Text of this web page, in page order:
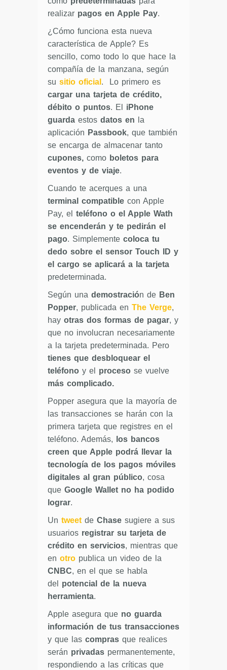
realizar pagos en Apple Pay.
¿Cómo funciona esta nueva
característica de Apple? Es
sencillo, como todo lo que hace la
compañía de la manzana, según
su sitio oficial . Lo primero es
cargar una tarjeta de crédito,
débito o puntos. El iPhone
guarda estos datos en la
aplicación Passbook, que también
se encarga de almacenar tanto
cupones, como boletos para
eventos y de viaje.
Cuando te acerques a una
terminal compatible con Apple
Pay, el teléfono o el Apple Wath
se encenderán y te pedirán el
pago. Simplemente coloca tu
dedo sobre el sensor Touch ID y
el cargo se aplicará a la tarjeta
predeterminada.
Según una demostración de Ben
Popper, publicada en The Verge,
hay otras dos formas de pagar, y
que no involucran necesariamente
a la tarjeta predeterminada. Pero
tienes que desbloquear el
teléfono y el proceso se vuelve
más complicado.
Popper asegura que la mayoría de
las transacciones se harán con la
primera tarjeta que registres en el
teléfono. Además,
los bancos
creen que Apple podrá llevar la
tecnología de los pagos móviles
digitales al gran público, cosa
que Google Wallet no ha podido
lograr.
Un tweet de Chase sugiere a sus
usuarios registrar su tarjeta de
crédito en servicios, mientras que
en otro publica un video de la
CNBC, en el que se habla
del potencial de la nueva
herramienta.
Apple asegura que no guarda
información de tus transacciones
y que las compras que realices
serán privadas permanentemente,
respondiendo a las críticas que